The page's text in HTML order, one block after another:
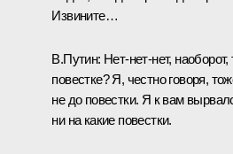
Извините…
В.Путин: Нет-нет-нет,
повестке? Я, честно говоря,
не до повестки. Я к вам
ни на какие повестки.